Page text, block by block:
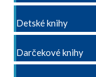
Detské knihy
Darčekové knihy